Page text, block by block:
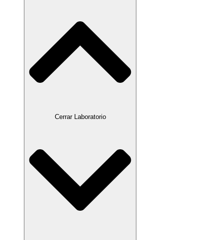
Cerrar Laboratorio